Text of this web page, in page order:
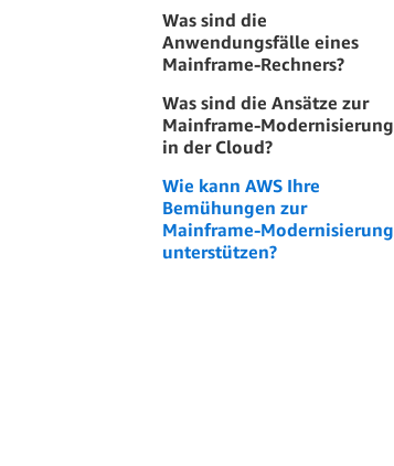
Was sind die
Anwendungsfälle eines
Mainframe-Rechners?
Was sind die Ansätze zur
Mainframe-Modernisierung
in der Cloud?
Wie kann AWS Ihre
Bemühungen zur
Mainframe-Modernisierung
unterstützen?